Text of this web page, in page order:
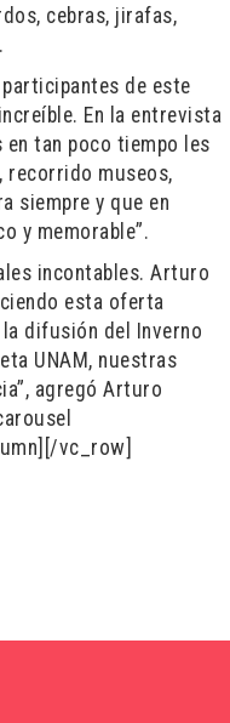
cebras, jirafas,
de este
En la entrevista
tan poco tiempo les
recorrido museos,
siempre y que en
y memorable”.
incontables. Arturo
esta oferta
difusión del Inverno
UNAM, nuestras
agregó Arturo
vc_row]